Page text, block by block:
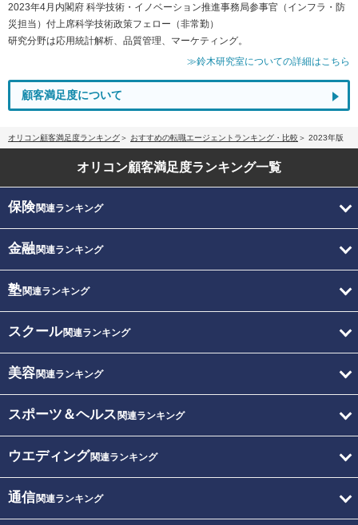
2023年4月内閣府 科学技術・イノベーション推進事務局参事官（インフラ・防
災担当）付上席科学技術政策フェロー（非常勤）
研究分野は応用統計解析、品質管理、マーケティング。
≫鈴木研究室についての詳細はこちら
顧客満足度について
オリコン顧客満足度ランキング おすすめの転職エージェントランキング・比較 2023年版
オリコン顧客満足度ランキング一覧
保険関連ランキング
金融関連ランキング
塾関連ランキング
スクール関連ランキング
美容関連ランキング
スポーツ＆ヘルス 関連ランキング
ウエディング関連ランキング
通信関連ランキング